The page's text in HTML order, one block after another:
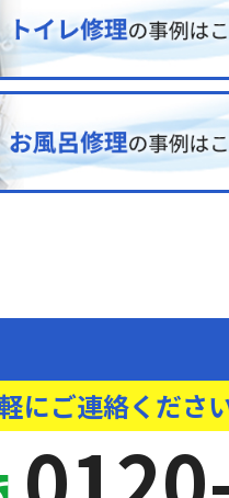
にご連絡くださ